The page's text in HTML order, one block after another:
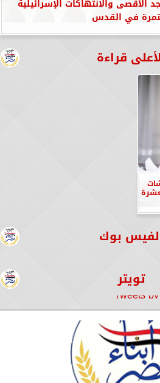
والانتهاكات الإسرائيلية
في القدس
قراءة
بوك
تويتر
Tweets by